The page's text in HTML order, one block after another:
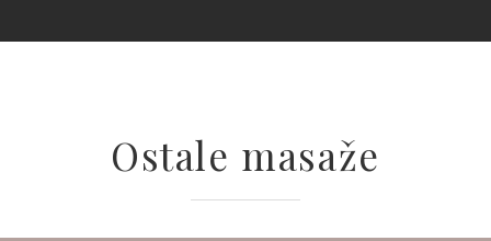
Ostale masaže